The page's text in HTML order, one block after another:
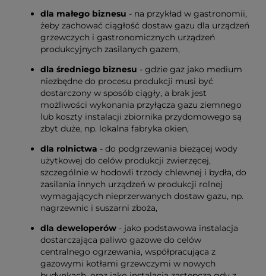
dla małego biznesu - na przykład w gastronomii,
żeby zachować ciągłość dostaw gazu dla urządzeń
grzewczych i gastronomicznych urządzeń
produkcyjnych zasilanych gazem,
dla średniego biznesu - gdzie gaz jako medium
niezbędne do procesu produkcji musi być
dostarczony w sposób ciągły, a brak jest
możliwości wykonania przyłącza gazu ziemnego
lub koszty instalacji zbiornika przydomowego są
zbyt duże, np. lokalna fabryka okien,
dla rolnictwa - do podgrzewania bieżącej wody
użytkowej do celów produkcji zwierzęcej,
szczególnie w hodowli trzody chlewnej i bydła, do
zasilania innych urządzeń w produkcji rolnej
wymagających nieprzerwanych dostaw gazu, np.
nagrzewnic i suszarni zboża,
dla deweloperów - jako podstawowa instalacja
dostarczająca paliwo gazowe do celów
centralnego ogrzewania, współpracująca z
gazowymi kotłami grzewczymi w nowych